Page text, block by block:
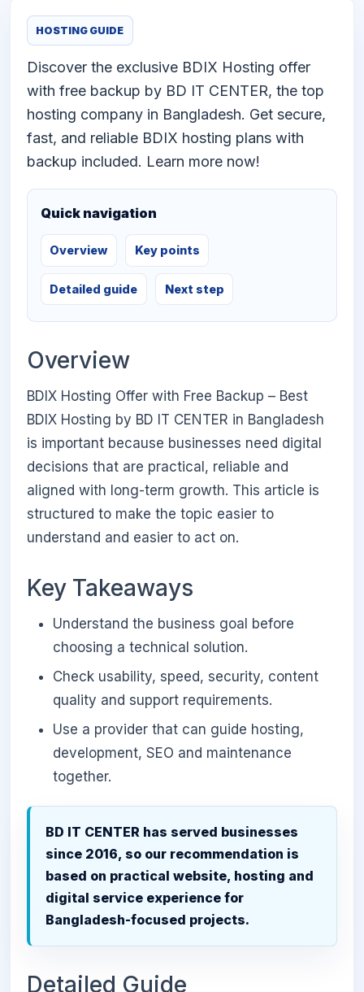
HOSTING GUIDE
Discover the exclusive BDIX Hosting offer
with free backup by BD IT CENTER, the top
hosting company in Bangladesh. Get secure,
fast, and reliable BDIX hosting plans with
backup included. Learn more now!
Quick navigation
Overview Key points
Detailed guide Next step
Overview
BDIX Hosting Offer with Free Backup – Best
BDIX Hosting by BD IT CENTER in Bangladesh
is important because businesses need digital
decisions that are practical, reliable and
aligned with long-term growth. This article is
structured to make the topic easier to
understand and easier to act on.
Key Takeaways
Understand the business goal before
choosing a technical solution.
Check usability, speed, security, content
quality and support requirements.
Use a provider that can guide hosting,
development, SEO and maintenance
together.
BD IT CENTER has served businesses
since 2016, so our recommendation is
based on practical website, hosting and
digital service experience for
Bangladesh-focused projects.
Detailed Guide